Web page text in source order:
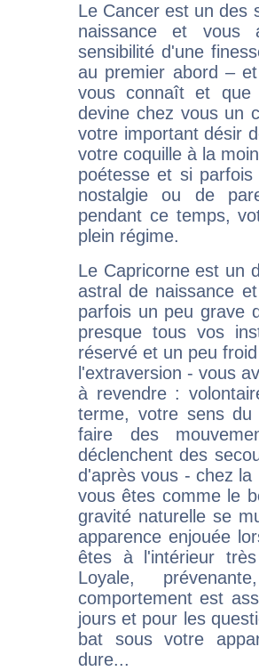
Le Cancer est un des
naissance et vous
sensibilité d'une
au premier abord –
vous connaît et
devine chez vous un
votre important désir
votre coquille à la
poétesse et si
nostalgie ou de
pendant ce temps,
plein régime.
Le Capricorne est un
astral de naissance
parfois un peu grave
presque tous vos
réservé et un peu
l'extraversion - vous
à revendre :
terme, votre sens
faire des
déclenchent des
d'après vous - chez
vous êtes comme le
gravité naturelle se
apparence enjouée
êtes à l'intérieur
Loyale,
comportement est
jours et pour les
bat sous votre
dure...